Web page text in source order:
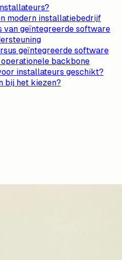
modern installatiebedrijf
van geïntegreerde software
geïntegreerde software
backbone
installateurs geschikt?
bij het kiezen?